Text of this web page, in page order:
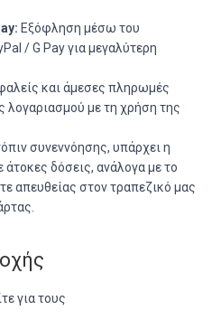
: Εξόφληση μέσω του
/ G Pay για μεγαλύτερη
και άμεσες πληρωμές
λογαριασμού με τη χρήση της
συνεννόησης, υπάρχει η
δόσεις, ανάλογα με το
απευθείας στον τραπεζικό μας
για τους